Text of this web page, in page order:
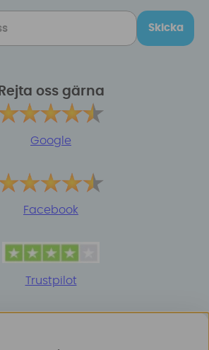
Skicka
Rejta oss gärna
Google
Facebook
Trustpilot